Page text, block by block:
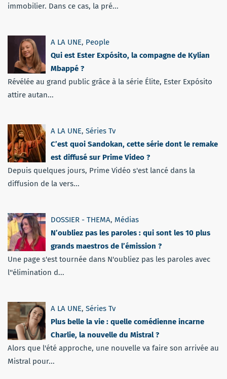
immobilier. Dans ce cas, la pré...
A LA UNE, People
Qui est Ester Expósito, la compagne de Kylian
Mbappé ?
Révélée au grand public grâce à la série Élite, Ester Expósito
attire autan...
A LA UNE, Séries Tv
C’est quoi Sandokan, cette série dont le remake
est diffusé sur Prime Video ?
Depuis quelques jours, Prime Vidéo s'est lancé dans la
diffusion de la vers...
DOSSIER - THEMA, Médias
N’oubliez pas les paroles : qui sont les 10 plus
grands maestros de l’émission ?
Une page s'est tournée dans N'oubliez pas les paroles avec
l''élimination d...
A LA UNE, Séries Tv
Plus belle la vie : quelle comédienne incarne
Charlie, la nouvelle du Mistral ?
Alors que l'été approche, une nouvelle va faire son arrivée au
Mistral pour...